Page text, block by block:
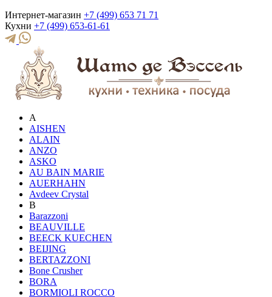
Интернет-магазин +7 (499) 653 71 71
Кухни +7 (499) 653-61-61
A
AISHEN
ALAIN
ANZO
ASKO
AU BAIN MARIE
AUERHAHN
Avdeev Crystal
B
Barazzoni
BEAUVILLE
BEECK KUECHEN
BEIJING
BERTAZZONI
Bone Crusher
BORA
BORMIOLI ROCCO